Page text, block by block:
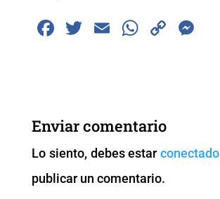
F
b
o
o
k
T
E
W
A
p
p
C
k
er
Enviar comentario
Lo siento, debes estarconectado
publicar un comentario.